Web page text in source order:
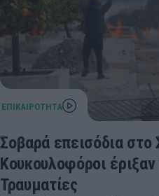
Σοβαρά επεισόδια στο
Κουκουλοφόροι
Τραυματίες